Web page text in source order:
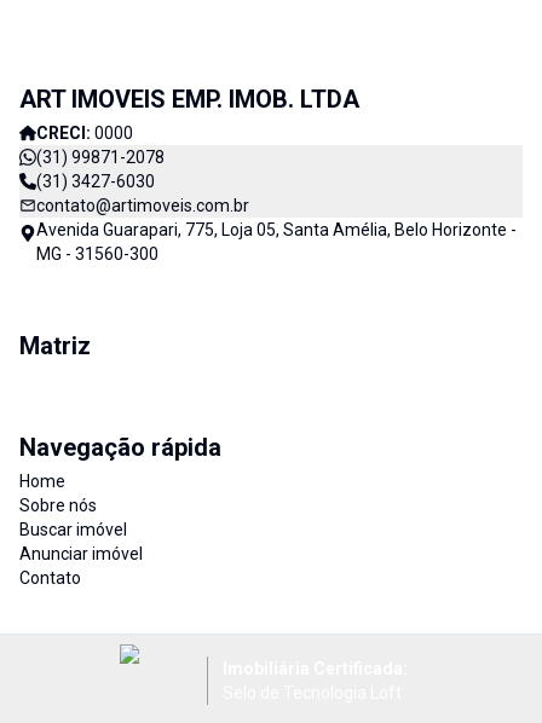
ART IMOVEIS EMP. IMOB. LTDA
CRECI: 0000
(31) 99871-2078
(31) 3427-6030
contato@artimoveis.com.br
Avenida Guarapari, 775, Loja 05, Santa Amélia, Belo Horizonte -
MG - 31560-300
Matriz
Navegação rápida
Home
Sobre nós
Buscar imóvel
Anunciar imóvel
Contato